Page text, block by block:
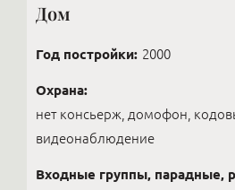
Дом
Год постройки: 2000
Охрана:
нет консьерж, домофон,
видеонаблюдение
Входные группы, парадные,